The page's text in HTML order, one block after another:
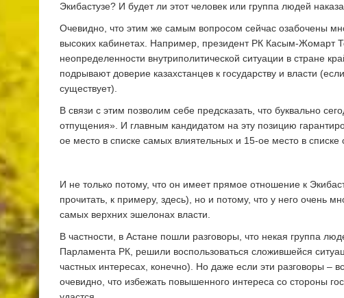
Экибастузе? И будет ли этот человек или группа людей
Очевидно, что этим же самым вопросом сейчас озабочены
высоких кабинетах. Например, президент РК Касым-Жомарт
неопределенности внутриполитической ситуации в стране
подрывают доверие казахстанцев к государству и власти
существует).
В связи с этим позволим себе предсказать, что буквально
отпущения». И главным кандидатом на эту позицию
ое место в списке самых влиятельных и 15-ое место в
И не только потому, что он имеет прямое отношение к
прочитать, к примеру, здесь), но и потому, что у него очень
самых верхних эшелонах власти.
В частности, в Астане пошли разговоры, что некая группа
Парламента РК, решили воспользоваться сложившейся
частных интересах, конечно). Но даже если эти разговоры –
очевидно, что избежать повышенного интереса со стороны